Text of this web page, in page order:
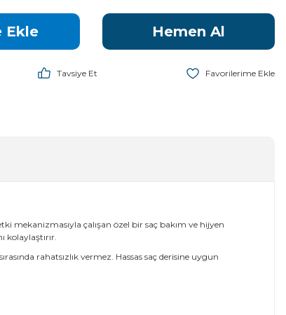
Ekle Hemen Al
Tavsiye Et
mekanizmasıyla çalışan özel bir saç bakım ve hijyen
kolaylaştırır.
rahatsızlık vermez. Hassas saç derisine uygun